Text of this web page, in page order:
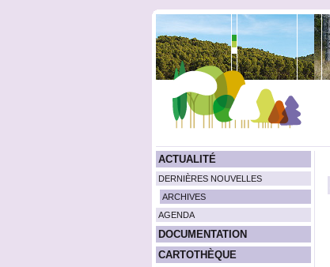
ACTUALITÉ
DERNIÈRES NOUVELLES
ARCHIVES
AGENDA
DOCUMENTATION
CARTOTHÈQUE